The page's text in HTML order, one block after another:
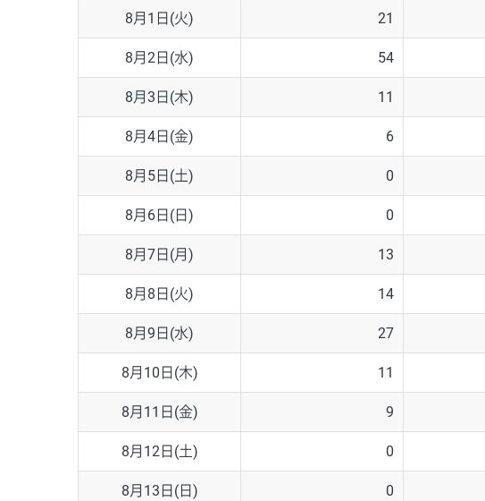
NZD/USD 41円
EUR/GBP 71円
EUR/AUD 103円
GBP/AUD 43円
AUD/NZD 66円
EUR/CHF 111円
GBP/CHF 220円
USD/CHF 160円
※2026/6/30の当社のスワップポイントおよび、同日の為替レートに
※取引証拠金は同日の当社為替レート（ニューヨーククローズ・MIDレ
※ハンガリーフォリント/円と南アフリカランド/円とメキシコペソ/
8月1日(火) 21
8月2日(水) 54
8月3日(木) 11
8月4日(金) 6
8月5日(土) 0
8月6日(日) 0
8月7日(月) 13
8月8日(火) 14
8月9日(水) 27
8月10日(木) 11
8月11日(金) 9
8月12日(土) 0
8月13日(日) 0